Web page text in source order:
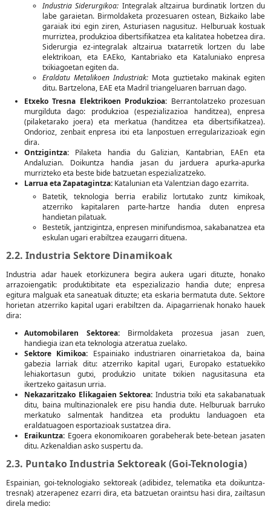
Industria Siderurgikoa: Integralak altzairua burdinatik lortzen du
labe garaietan. Birmoldaketa prozesuaren ostean, Bizkaiko labe
garaiak itxi egin ziren, Asturiasen nagusituz. Helburuak kostuak
murriztea, produkzioa dibertsifikatzea eta kalitatea hobetzea dira.
Siderurgia ez-integralak altzairua txatarretik lortzen du labe
elektrikoan, eta EAEko, Kantabriako eta Kataluniako enpresa
txikiagoetan egiten da.
Eraldatu Metalikoen Industriak: Mota guztietako makinak egiten
ditu. Bartzelona, EAE eta Madril triangeluaren barruan dago.
Etxeko Tresna Elektrikoen Produkzioa: Berrantolatzeko prozesuan
murgilduta dago: produkzioa (espezializazioa handitzea), enpresa
(pilaketarako joera) eta merkatua (handitzea eta dibertsifikatzea).
Ondorioz, zenbait enpresa itxi eta lanpostuen erregularizazioak egin
dira.
Ontzigintza: Pilaketa handia du Galizian, Kantabrian, EAEn eta
Andaluzian. Doikuntza handia jasan du jarduera apurka-apurka
murrizteko eta beste bide batzuetan espezializatzeko.
Larrua eta Zapatagintza: Katalunian eta Valentzian dago ezarrita.
Batetik, teknologia berria erabiliz lortutako zuntz kimikoak,
atzerriko kapitalaren parte-hartze handia duten enpresa
handietan pilatuak.
Bestetik, jantzigintza, enpresen minifundismoa, sakabanatzea eta
eskulan ugari erabiltzea ezaugarri dituena.
2.2. Industria Sektore Dinamikoak
Industria adar hauek etorkizunera begira aukera ugari dituzte, honako
arrazoiengatik: produktibitate eta espezializazio handia dute; enpresa
egitura malguak eta saneatuak dituzte; eta eskaria bermatuta dute. Sektore
horietan atzerriko kapital ugari erabiltzen da. Aipagarrienak honako hauek
dira:
Automobilaren Sektorea: Birmoldaketa prozesua jasan zuen,
handiegia izan eta teknologia atzeratua zuelako.
Sektore Kimikoa: Espainiako industriaren oinarrietakoa da, baina
gabezia larriak ditu: atzerriko kapital ugari, Europako estatuekiko
lehiakortasun gutxi, produkzio unitate txikien nagusitasuna eta
ikertzeko gaitasun urria.
Nekazaritzako Elikagaien Sektorea: Industria txiki eta sakabanatuak
ditu, baina multinazionalek ere pisu handia dute. Helburuak barruko
merkatuko salmentak handitzea eta produktu landuagoen eta
eraldatuagoen esportazioak sustatzea dira.
Eraikuntza: Egoera ekonomikoaren gorabeherak bete-betean jasaten
ditu. Azkenaldian asko suspertu da.
2.3. Puntako Industria Sektoreak (Goi-Teknologia)
Espainian, goi-teknologiako sektoreak (adibidez, telematika eta doikuntza-
tresnak) atzerapenez ezarri dira, eta batzuetan oraintsu hasi dira, zailtasun
direla medio: